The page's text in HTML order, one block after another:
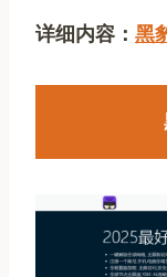
详细内容： 黑